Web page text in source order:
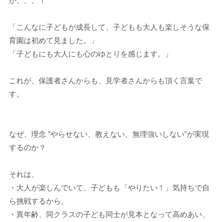
「こんなに子どもが成長して、子どもも大人も楽しそうな保
育園は初めて見ました。」
「子どもにも大人にも心のゆとりを感じます。」
これが、保護者さんからも、見学者さんからも頂く言葉で
す。
なぜ、理念 ”やらせない、教えない、無理強いしない”が実現
するのか？
それは、
・大人が楽しんでいて、子どもも「やりたい！」気持ちで自
ら挑戦するから。
・異年齢、同クラスの子ども同士が見本となって高めあい、